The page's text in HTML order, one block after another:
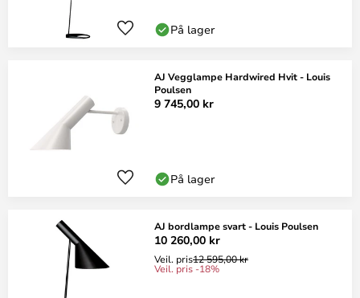
På lager
AJ Vegglampe Hardwired Hvit - Louis
Poulsen
9 745,00 kr
På lager
AJ bordlampe svart - Louis Poulsen
10 260,00 kr
Veil. pris12 595,00 kr
Veil. pris -18%